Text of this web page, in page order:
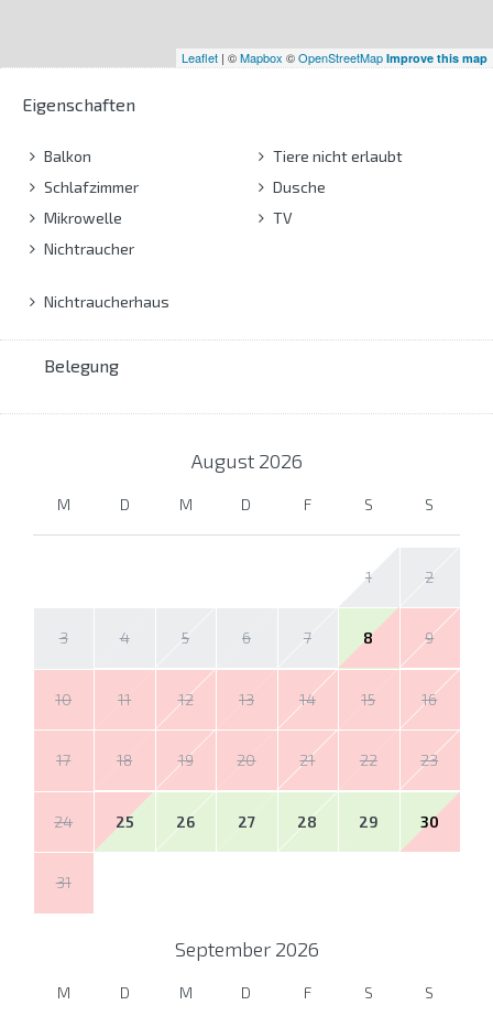
Leaflet | ©Mapbox ©OpenStreetMap Improve this map
Eigenschaften
Balkon
Schlafzimmer
Mikrowelle
Nichtraucher
Tiere nicht erlaubt
Dusche
TV
Nichtraucherhaus
Belegung
August 2026
M D M D F S S
1 2
3 4 5 6 7 8 9
10 11 12 13 14 15 16
17 18 19 20 21 22 23
24 25 26 27 28 29 30
31
September 2026
M D M D F S S